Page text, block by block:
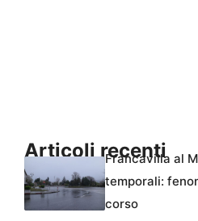
Articoli recenti
Francavilla al
temporali:
corso